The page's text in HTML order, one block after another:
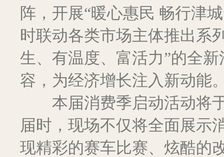
阵，开展“暖心惠民 畅行津
时联动各类市场主体推出系
生、有温度、富活力”的全
容，为经济增长注入新动能
本届消费季启动活动将于
届时，现场不仅将全面展示
现精彩的赛车比赛、炫酷的